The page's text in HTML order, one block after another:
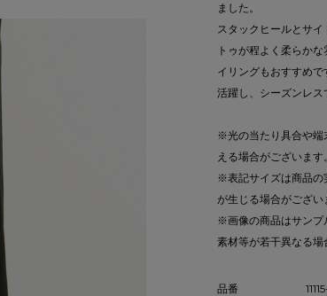
ました。
スタックヒールとサ
トゥが程よく柔らか
イリングもおすすめ
活躍し、シーズンレス
※光の当たり具合や端
える場合がございます
※表記サイズは商品の
が生じる場合がござい
※画像の商品はサンプ
素材等が若干異なる場
品番